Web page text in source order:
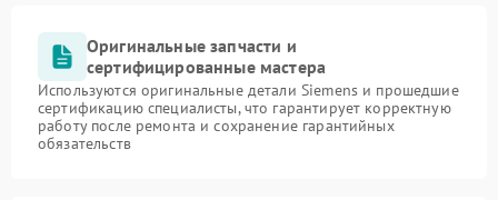
Оригинальные запчасти и
сертифицированные мастера
Используются оригинальные детали Siemens и прошедшие
сертификацию специалисты, что гарантирует корректную
работу после ремонта и сохранение гарантийных
обязательств